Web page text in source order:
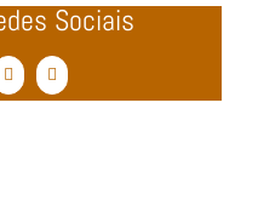
Sociais
WhatsApp
Email
(necessário